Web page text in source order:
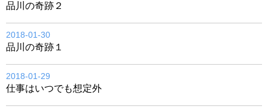
品川の奇跡２
2018-01-30
品川の奇跡１
2018-01-29
仕事はいつでも想定外